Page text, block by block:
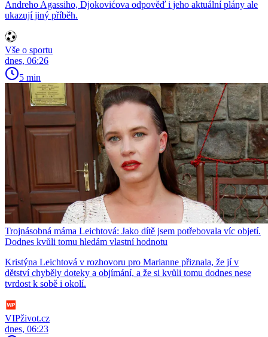
Andreho Agassiho, Djokovićova odpověď i jeho aktuální plány ale
ukazují jiný příběh.
Vše o sportu
dnes, 06:26
5 min
Trojnásobná máma Leichtová: Jako dítě jsem potřebovala víc objetí.
Dodnes kvůli tomu hledám vlastní hodnotu
Kristýna Leichtová v rozhovoru pro Marianne přiznala, že jí v
dětství chyběly doteky a objímání, a že si kvůli tomu dodnes nese
tvrdost k sobě i okolí.
VIPživot.cz
dnes, 06:23